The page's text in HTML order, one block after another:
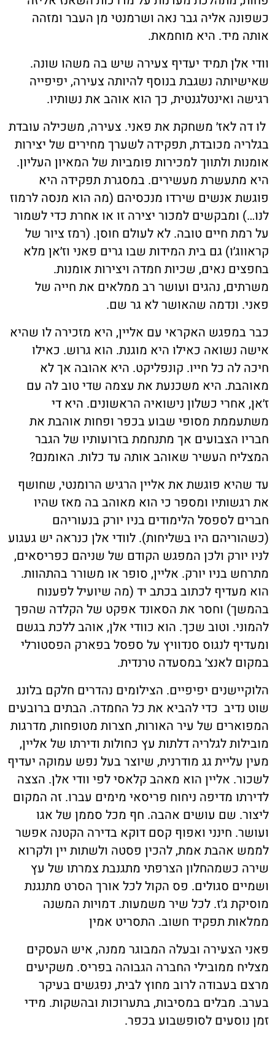
כשפונה אליה גבר נאה ושרמנטי מן העבר ומזהה
אותה מיד. היא מוחמאת.
וודי אלן תמיד יעדיף צעירה שיש בה משהו שונה.
שאישיותה נשגבת בנוסף להיותה צעירה, יפיפייה
רגישה ואינטלגנטית, כך הוא אוהב את נשותיו.
לו דה לאז׳ משחקת את פאני. צעירה, משכילה עובדת
בגלריה מכובדת, תפקידה לשערך מחירים של יצירות
אומנות ולתווך למכירות פומביות של המאיון העליון.
היא מתעשרת מעשירים. במסגרת תפקידה היא
פוגשת אנשים שירדו מנכסיהם (מה הוא מנסה לרמוז
לנו…) ומבקשים למכור יצירה זו או אחרת כדי לשמור
על רמת חיים טובה. לא לעולם חוסן. (רמז ציור של
קראווג׳ו) גם בית המידות שבו גרים פאני וז׳אן מלא
בחפצים נאים, שכיות חמדה ויצירות אומנות.
משרתים, נהגים ועושר רב ממלאים את חייה של
פאני. ונדמה שהאושר לא גר שם.
כבר במפגש האקראי עם אליין, היא מזכירה לו שהיא
אישה נשואה כאילו היא מוגנת. הוא גרוש. כאילו
חיכה לה כל חייו. קונפליקט. היא אהובה אך לא
מאוהבת. היא משכנעת את עצמה שדי טוב לה עם
ז׳אן, אחרי כשלון נישואיה הראשונים. היא די
משתעממת מסופי שבוע בכפר ופחות אוהבת את
חבריו הצבועים אך מתנחמת בזרועותיו של הגבר
המצליח העשיר שאוהב אותה עד כלות. האומנם?
עד שהיא פוגשת את אליין הרגיש הרומנטי, שחושף
את רגשותיו ומספר כי הוא מאוהב בה מאז שהיו
חברים לספסל הלימודים בניו יורק בנעוריהם
(כשהוריהם היו בשליחות). לוודי אלן כנראה יש געגוע
לניו יורק ולכן המפגש הקודם של שניהם כפריסאים,
מתרחש בניו יורק. אליין, סופר או משורר בהתהוות.
הוא מעדיף לכתוב בכתב יד (מה שיועיל לפענוח
בהמשך) וחסר את הסאונד אפקט של הקלדה שהפך
להמוני. וטוב שכך. הוא כוודי אלן, אוהב ללכת בגשם
ומעדיף לנגוס סנדוויץ על ספסל בפארק הפסטורלי
במקום לאנצ׳ במסעדה טרנדית.
הלוקיישנים יפיפיים. הצילומים נהדרים חלקם בלונג
שוט נדיב כדי להביא את כל החמדה. הבתים ברובעים
המפוארים של עיר האורות, חצרות מטופחות, מדרגות
מובילות לגלריה דלתות עץ כחולות ודירתו של אליין,
מעין עליית גג מודרנית, שיוצר בעל נפש עמוקה יעדיף
לשכור. אליין הוא מאהב קלאסי לפי וודי אלן. הצצה
לדירתו מדיפה ניחוח פריסאי מימים עברו. זה המקום
ליצור. שם עושים אהבה. חף מכל סממן של אגו
ועושר. חינני ואפוף קסם דוקא בדירה הקטנה אפשר
לממש אהבת אמת, להכין פסטה ולשתות יין ולקרוא
שירה כשמהחלון הצרפתי מתגנבת צמרתו של עץ
ושמיים סגולים. פס הקול לכל אורך הסרט מתנגנת
מוסיקת ג׳ז. לכל שיר משמעות. דמויות המשנה
ממלאות תפקיד חשוב. התסריט אמין
פאני הצעירה ובעלה המבוגר ממנה, איש העסקים
מצליח ממובילי החברה הגבוהה בפריס. משקיעים
מרצם בעבודה לרוב מחוץ לבית, נפגשים בעיקר
בערב. מבלים במסיבות, בתערוכות ובהשקות. מידי
זמן נוסעים לסופשבוע בכפר.